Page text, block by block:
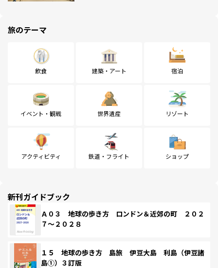
旅のテーマ
飲食 建築・アート 宿泊
イベント・観戦 世界遺産 リゾート
アクティビティ 鉄道・フライト ショップ
新刊ガイドブック
Ａ０３ 地球の歩き方 ロンドン＆近郊の町 ２０２
７～２０２８
１５ 地球の歩き方 島旅 伊豆大島 利島（伊豆諸
島①）３訂版